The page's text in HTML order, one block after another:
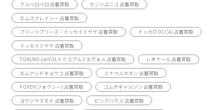
アルベロベロ 古着買取
センソユニコ 古着買取
エムズグレイシー 古着買取
プリーツプリーズ／イッセイミヤケ 古着買取
トッカ(TOCCA) 古着買取
イッセイミヤケ 古着買取
TOKUKO 1erVOLトクコプルミエヴォル 古着買取
レオナール 古着買取
エムアンドキョウコ 古着買取
ミナペルホネン 古着買取
FOXEY(フォクシー) 古着買取
コムデギャルソン 古着買取
ヨウジヤマモト 古着買取
ピンクハウス 古着買取